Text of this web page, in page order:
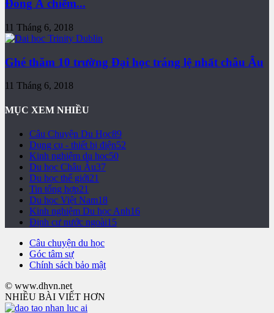
Đông Á chiếm...
11 Tháng 6, 2018
Ghé thăm 10 trường Đại học tráng lệ nhất châu Âu
11 Tháng 6, 2018
MỤC XEM NHIỀU
Câu Chuyện Du Học89
Dụng cụ - thiết bị điện52
Kinh nghiệm du học50
Du học Châu Âu37
Du học thế giới21
Tin tổng hợp21
Du học Việt Nam18
Kinh nghiệm Du học Anh16
Định cư nước ngoài15
Câu chuyện du học
Góc tâm sự
Chính sách bảo mật
© www.dhvn.net
NHIỀU BÀI VIẾT HƠN